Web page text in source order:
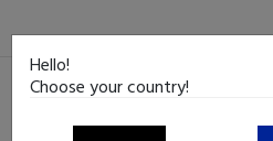
DIE
Hello!
Choose your country!